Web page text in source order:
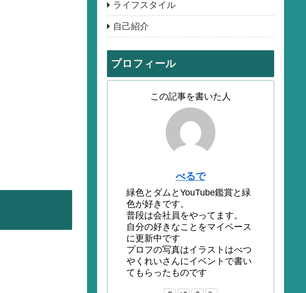
ライフスタイル
自己紹介
プロフィール
この記事を書いた人
べるで
緑色とダムとYouTube鑑賞と緑
色が好きです。
普段は会社員をやってます。
自分の好きなことをマイペース
に更新中です
プロフの写真はイラストはべつ
やくれいさんにイベントで書い
てもらったものです